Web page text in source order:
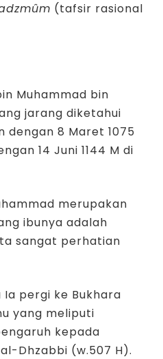
(tafsir rasional
Muhammad bin
jarang diketahui
dengan 8 Maret 1075
14 Juni 1144 M di
merupakan
ibunya adalah
sangat perhatian
pergi ke Bukhara
yang meliputi
kepada
Dhzabbi (w.507 H).